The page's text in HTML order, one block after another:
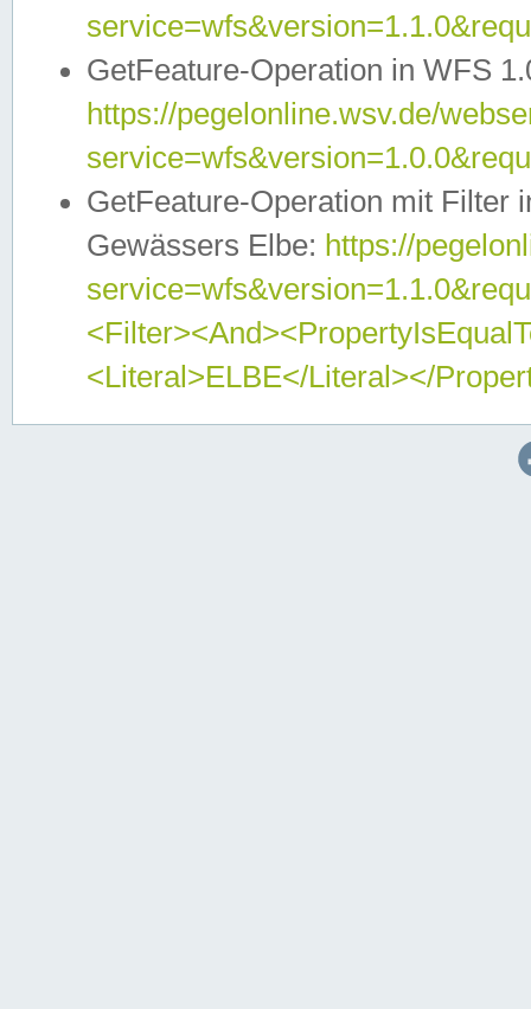
GetFeature-Operation in WFS
https://pegelonline.wsv.de/
GetFeature-Operation mit Filter
Gewässers Elbe: https://
<Literal>ELBE</Literal></